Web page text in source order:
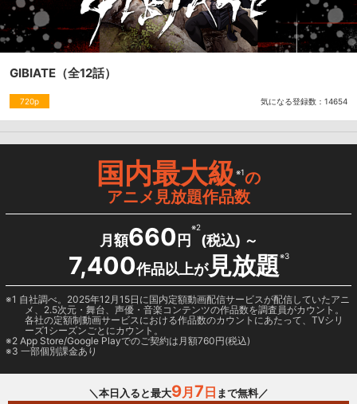
GIBIATE （全12話）
720p 気になる登録数： 14654
国内最大級※1の
アニメ見放題作品数
月額660 円
※2
(税込) ～
7,400作品以上が見放題※3
1 自社調べ。2025年12月15日に国内定額動画配信サービスが配信していたアニ
メ、2.5次元・舞台、声優・音楽コンテンツの作品数を調査員がカウント。
各社の定額制動画サービスにおける作品数のカウントにあたって、TVシリ
ーズ1シーズンごとにカウント。
2 App Store/Google Playでのご契約は月額760円(税込)
3 一部個別課金あり
＼本日入ると最大9月 7 日 まで無料／